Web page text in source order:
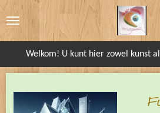
direct
Welkom! U kunt hier zowel kunst